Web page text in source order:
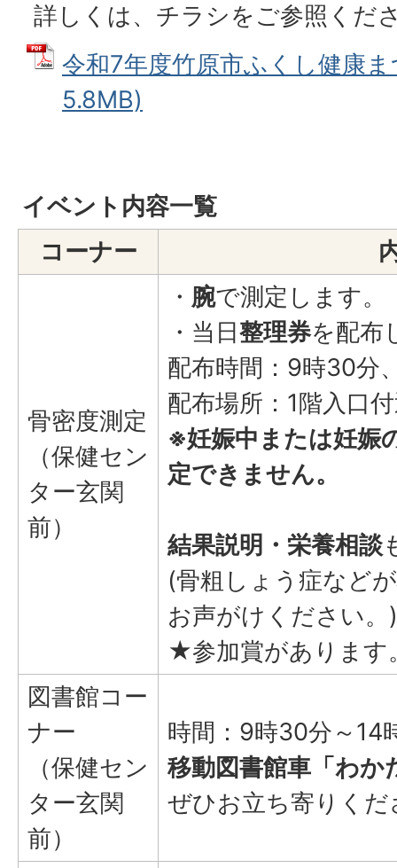
詳しくは、チラシをご参照くだ
令和7年度竹原市ふくし健康
5.8MB)
イベント内容一覧
コーナー
骨密度測定
（保健セン
ター玄関
前）
・ 腕で測定します。
・当日整理券を配布
配布時間：9時30分
配布場所：1階入口
※妊娠中または妊娠
定できません。
結果説明・栄養相談
(骨粗しょう症など
お声がけください。)
★参加賞があります
図書館コー
ナー
（保健セン
ター玄関
前）
時間：9時30分～14
移動図書館車「わか
ぜひお立ち寄りくだ